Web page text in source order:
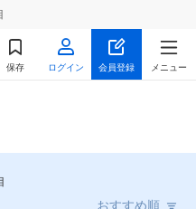
保存 ログイン 会員登録 メニュー